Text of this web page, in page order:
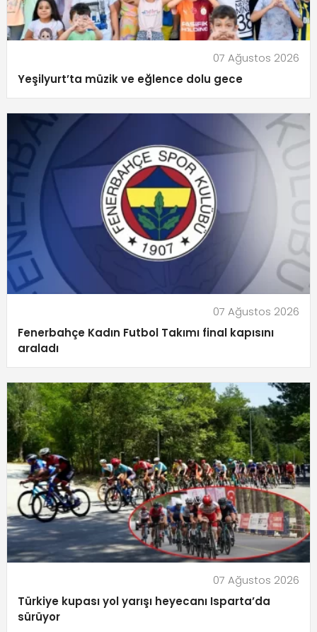
07 Ağustos 2026
Yeşilyurt’ta müzik ve eğlence dolu gece
07 Ağustos 2026
Fenerbahçe Kadın Futbol Takımı final kapısını
araladı
07 Ağustos 2026
Türkiye kupası yol yarışı heyecanı Isparta’da
sürüyor